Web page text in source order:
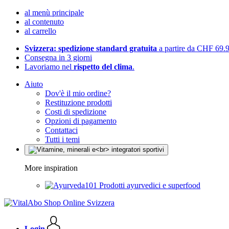
al menù principale
al contenuto
al carrello
Svizzera: spedizione standard gratuita a partire da CHF
Consegna in 3 giorni
Lavoriamo nel rispetto del clima.
Aiuto
Dov'è il mio ordine?
Restituzione prodotti
Costi di spedizione
Opzioni di pagamento
Contattaci
Tutti i temi
More inspiration
Prodotti ayurvedici e superfood